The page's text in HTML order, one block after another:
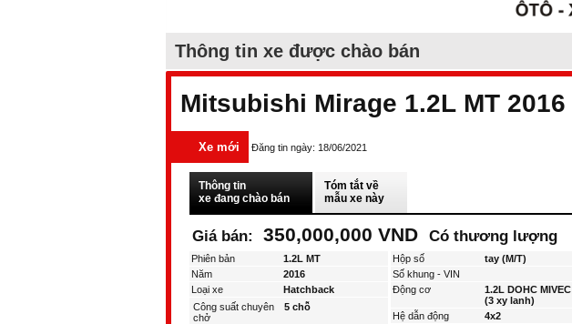
Thông tin xe được chào bán
Mitsubishi Mirage 1.2L MT 2016
Xe mới Đăng tin ngày: 18/06/2021
Thông tin
xe đang chào bán
Tóm tắt về
mẫu xe này
Giá bán: 350,000,000 VND Có thương lượng
Phiên bản
1.2L MT
Năm
2016
Loại xe
Hatchback
Công suất chuyên
chở
5 chỗ
Hộp số
tay (M/T)
Số khung - VIN
Động cơ
1.2L DOHC MIVEC
(3 xy lanh)
Hệ dẫn động
4x2